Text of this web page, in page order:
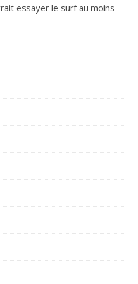
essayer le surf au moins